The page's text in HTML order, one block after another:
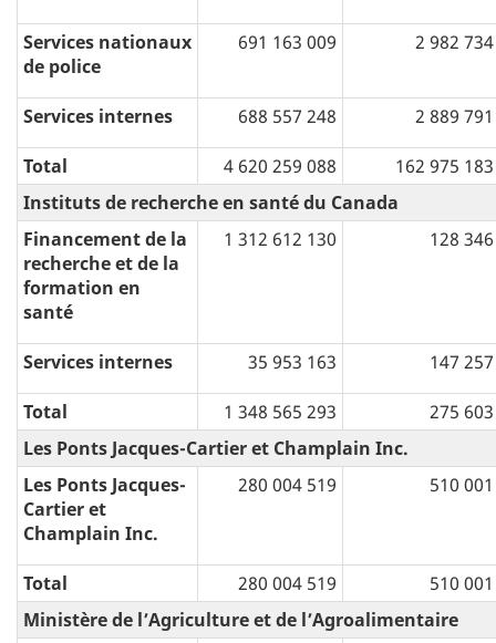
Services nationaux
de police
691 163 009 2 982 734
Services internes 688 557 248 2 889 791
Total 4 620 259 088
162 975 183
Instituts de recherche en santé du Canada
Financement de la
recherche et de la
formation en
santé
1 312 612 130 128 346
Services internes 35 953 163 147 257
Total 1 348 565 293
275 603
Les Ponts Jacques-Cartier et Champlain Inc.
Les Ponts Jacques-
Cartier et
Champlain Inc.
280 004 519 510 001
Total 280 004 519
510 001
Ministère de l’Agriculture et de l’Agroalimentaire